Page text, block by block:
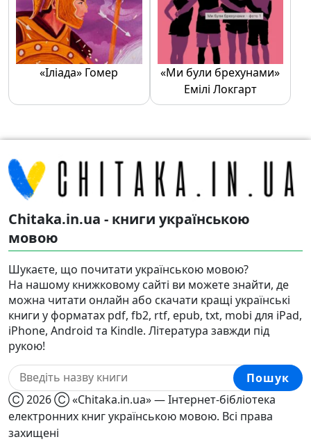
«Іліада» Гомер
«Ми були брехунами»
Емілі Локгарт
Chitaka.in.ua - книги українською
мовою
Шукаєте, що почитати українською мовою?
На нашому книжковому сайті ви можете знайти, де
можна читати онлайн або скачати кращі українські
книги у форматах pdf, fb2, rtf, epub, txt, mobi для iPad,
iPhone, Android та Kindle. Література завжди під
рукою!
Пошук
Ⓒ 2026 Ⓒ «Chitaka.in.ua» — Інтернет-бібліотека
електронних книг українською мовою. Всі права
захищені